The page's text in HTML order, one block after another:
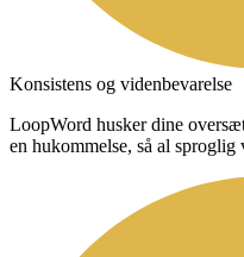
Konsistens og videnbevarelse
LoopWord husker dine
en hukommelse, så al